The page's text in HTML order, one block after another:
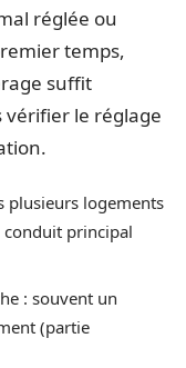
réglée ou
temps,
suffit
vérifier le réglage
plusieurs logements
principal
: souvent un
(partie